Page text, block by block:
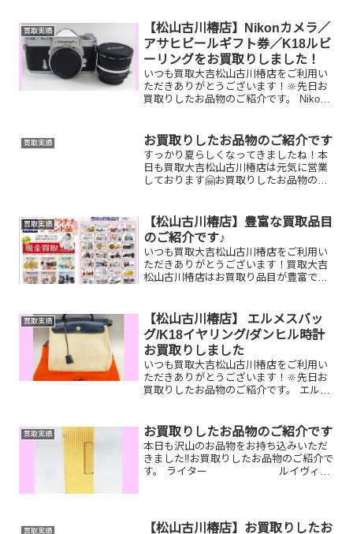
買取実績
【松山古川椿店】Nikonカメラ／
アサヒビールギフト券／K18ルビ
ーリングをお買取りしました！
いつも買取大吉松山古川椿店をご利用い
ただきありがとうございます！🔆先日お
買取りしたお品物のご紹介です。 Nikon
ざいませんか？そのお品物ぜひ！買取大
吉松山古川椿店に...
買取実績 お買取りしたお品物のご紹介です
すっかり夏らしくなってきましたね！本
日も買取大吉松山古川椿店は元気に営業
しております🤗お買取りしたお品物のご
ダーバッグお家で眠っているお品物はご
ざい...
買取実績
【松山古川椿店】豊富な買取品目
のご紹介です♪
いつも買取大吉松山古川椿店をご利用い
ただきありがとうございます！買取大吉
松山古川椿店はお買取り品目が豊富で
たものや、片手でお持ちいただけるもの
ならお買取りできるお品が...
買取実績
【松山古川椿店】 エルメスバッ
グ/K18イヤリング/ダンヒル時計
お買取りしました
いつも買取大吉松山古川椿店をご利用い
ただきありがとうございます！🔆先日お
買取りしたお品物のご紹介です。 エルメ
ませんか？ぜひ買取大吉松山古川椿店に
お査定させてくだ...
買取実績 お買取りしたお品物のご紹介です
本日も沢山のお品物をお持ち込みいただ
きました‼️お買取りしたお品物のご紹介で
す。 ライター ルイヴィト
せていただきますの...
買取実績
【松山古川椿店】お買取りしたお